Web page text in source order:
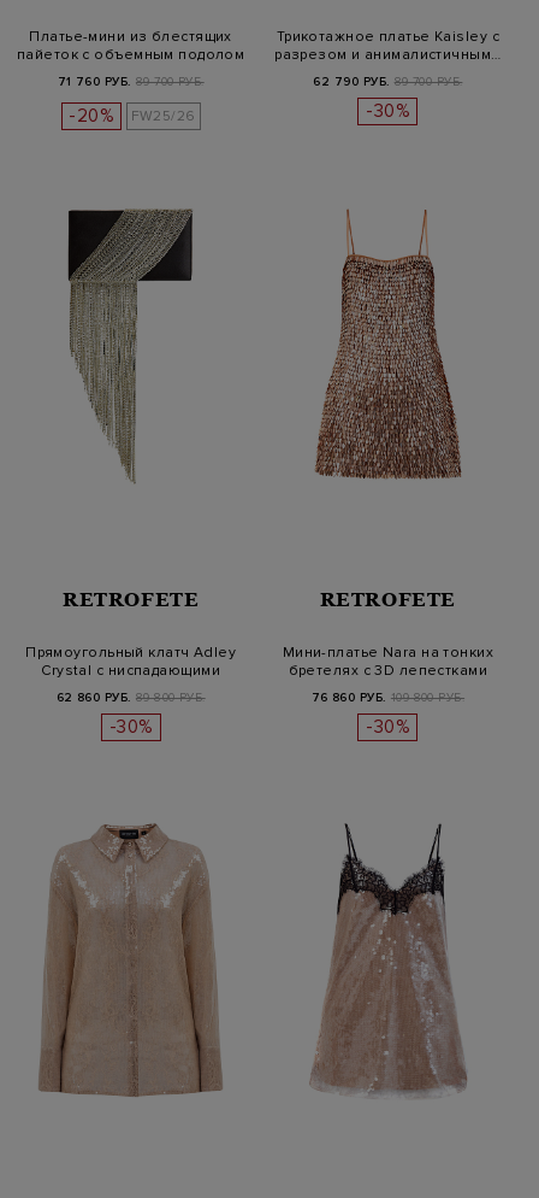
Платье-мини из блестящих
пайеток с объемным подолом
71 760 РУБ. 89 700 РУБ.
-20% FW25/26
Трикотажное платье Kaisley с
разрезом и анималистичным…
62 790 РУБ. 89 700 РУБ.
-30%
RETROFETE
Прямоугольный клатч Adley
Crystal с ниспадающими
подве…
62 860 РУБ. 89 800 РУБ.
-30%
RETROFETE
Мини-платье Nara на тонких
бретелях с 3D лепестками
76 860 РУБ. 109 800 РУБ.
-30%